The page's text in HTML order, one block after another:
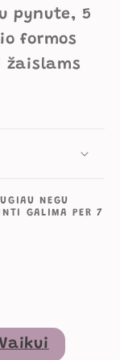
pynute, 5
formos
žaislams
NEGU
GALIMA PER 7